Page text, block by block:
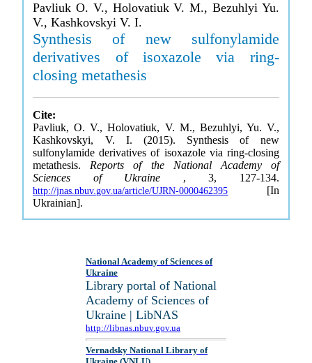
Pavliuk O. V., Holovatiuk V. M., Bezuhlyi Yu.
V., Kashkovskyi V. I.
Synthesis of new sulfonylamide
derivatives of isoxazole via ring-
closing metathesis
Cite:
Pavliuk, O. V., Holovatiuk, V. M., Bezuhlyi, Yu. V.,
Kashkovskyi, V. I. (2015). Synthesis of new
sulfonylamide derivatives of isoxazole via ring-closing
metathesis. Reports of the National Academy of
Sciences of Ukraine , 3, 127-134.
http://jnas.nbuv.gov.ua/article/UJRN-0000462395 [In
Ukrainian].
National Academy of Sciences of
Ukraine
Library portal of National
Academy of Sciences of
Ukraine | LibNAS
http://libnas.nbuv.gov.ua
Vernadsky National Library of